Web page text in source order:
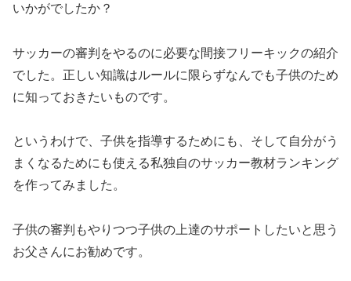
いかがでしたか？
サッカーの審判をやるのに必要な間接フリーキックの紹介
でした。正しい知識はルールに限らずなんでも子供のため
に知っておきたいものです。
というわけで、子供を指導するためにも、そして自分がう
まくなるためにも使える私独自のサッカー教材ランキング
を作ってみました。
子供の審判もやりつつ子供の上達のサポートしたいと思う
お父さんにお勧めです。